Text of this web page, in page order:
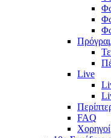
Live
FAQ
Χορηγοί